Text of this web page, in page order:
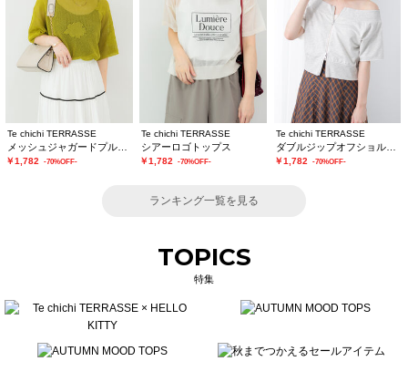
Te chichi TERRASSE
￥1,782 -70%OFF-
Te chichi TERRASSE
シアーロゴトップス
￥1,782 -70%OFF-
Te chichi TERRASSE
ダブルジップオフショルカットトップス
￥1,782 -70%OFF-
ランキング一覧を見る
TOPICS
特集